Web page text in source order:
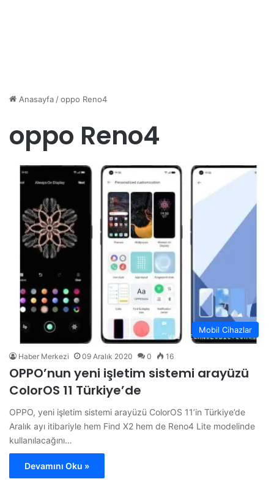
Anasayfa/oppo Reno4
oppo Reno4
Mobil Cihazlar
Haber Merkezi 09 Aralık 2020 0 16
OPPO’nun yeni işletim sistemi arayüzü
ColorOS 11 Türkiye’de
OPPO, yeni işletim sistemi arayüzü ColorOS 11’in Türkiye’de
Aralık ayı itibariyle hem Find X2 hem de Reno4 Lite modelinde
kullanılacağını…
Devamını Oku »